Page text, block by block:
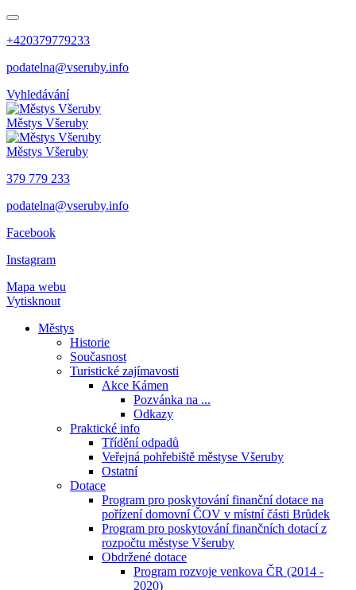
+420379779233
podatelna@vseruby.info
Vyhledávání
Městys Všeruby
Městys Všeruby
379 779 233
podatelna@vseruby.info
Facebook
Instagram
Mapa webu
Vytisknout
Městys
Historie
Současnost
Turistické zajímavosti
Akce Kámen
Pozvánka na ...
Odkazy
Praktické info
Třídění odpadů
Veřejná pohřebiště městyse Všeruby
Ostatní
Dotace
Program pro poskytování finanční dotace na
pořízení domovní ČOV v místní části Brůdek
Program pro poskytování finančních dotací z
rozpočtu městyse Všeruby
Obdržené dotace
Program rozvoje venkova ČR (2014 -
2020)